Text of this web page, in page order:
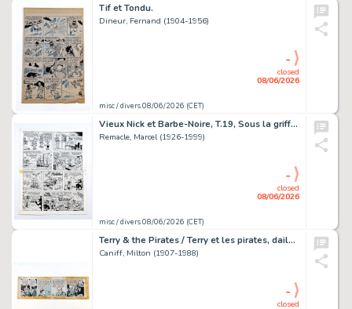
Tif et Tondu.
Dineur, Fernand (1904-1956)
misc / divers 08/06/2026 (CET)
closed
08/06/2026
-
Vieux Nick et Barbe-Noire, T.19, Sous la griffe de Lucifer, planche…
Remacle, Marcel (1926-1999)
misc / divers 08/06/2026 (CET)
closed
08/06/2026
-
Terry & the Pirates / Terry et les pirates, daily strip du 28 octobre…
Caniff, Milton (1907-1988)
closed
-